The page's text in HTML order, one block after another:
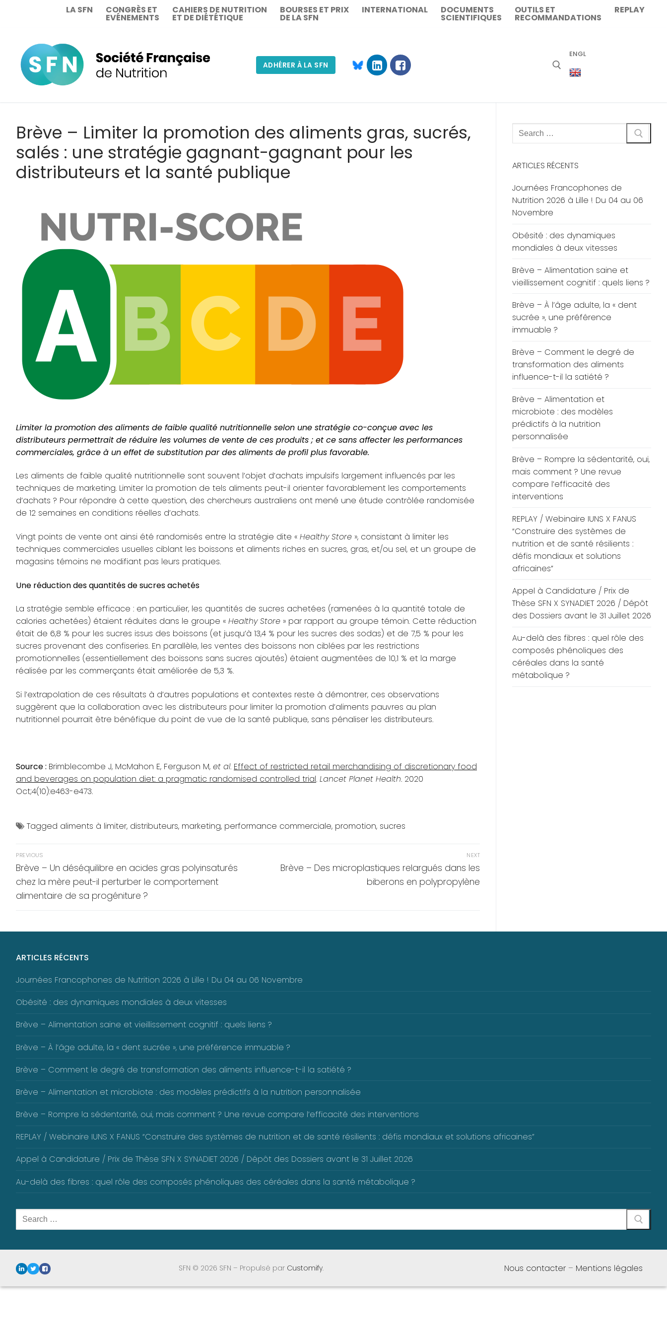
LA SFN CONGRÈS ET
EVÉNEMENTS
CAHIERS DE NUTRITION
ET DE DIÉTÉTIQUE
BOURSES ET PRIX
DE LA SFN
INTERNATIONAL DOCUMENTS
SCIENTIFIQUES
OUTILS ET
RECOMMANDATIONS
REPLAY
ADHÉRER À LA SFN
ENGL
Brève – Limiter la promotion des aliments gras, sucrés,
salés : une stratégie gagnant-gagnant pour les
distributeurs et la santé publique
Limiter la promotion des aliments de faible qualité nutritionnelle selon une stratégie co-conçue avec les
distributeurs permettrait de réduire les volumes de vente de ces produits ; et ce sans affecter les performances
commerciales, grâce à un effet de substitution par des aliments de profil plus favorable.
Les aliments de faible qualité nutritionnelle sont souvent l’objet d’achats impulsifs largement influencés par les
techniques de marketing. Limiter la promotion de tels aliments peut-il orienter favorablement les comportements
d’achats ? Pour répondre à cette question, des chercheurs australiens ont mené une étude contrôlée randomisée
de 12 semaines en conditions réelles d’achats.
Vingt points de vente ont ainsi été randomisés entre la stratégie dite « Healthy Store », consistant à limiter les
techniques commerciales usuelles ciblant les boissons et aliments riches en sucres, gras, et/ou sel, et un groupe de
magasins témoins ne modifiant pas leurs pratiques.
Une réduction des quantités de sucres achetés
La stratégie semble efficace : en particulier, les quantités de sucres achetées (ramenées à la quantité totale de
calories achetées) étaient réduites dans le groupe « Healthy Store » par rapport au groupe témoin. Cette réduction
était de 6,8 % pour les sucres issus des boissons (et jusqu’à 13,4 % pour les sucres des sodas) et de 7,5 % pour les
sucres provenant des confiseries. En parallèle, les ventes des boissons non ciblées par les restrictions
promotionnelles (essentiellement des boissons sans sucres ajoutés) étaient augmentées de 10,1 % et la marge
réalisée par les commerçants était améliorée de 5,3 %.
Si l’extrapolation de ces résultats à d’autres populations et contextes reste à démontrer, ces observations
suggèrent que la collaboration avec les distributeurs pour limiter la promotion d’aliments pauvres au plan
nutritionnel pourrait être bénéfique du point de vue de la santé publique, sans pénaliser les distributeurs.
Source : Brimblecombe J, McMahon E, Ferguson M, et al. Effect of restricted retail merchandising of discretionary food
and beverages on population diet: a pragmatic randomised controlled trial. Lancet Planet Health. 2020
Oct;4(10):e463-e473.
Tagged aliments à limiter, distributeurs, marketing, performance commerciale, promotion, sucres
Navigation
de
l’article
PREVIOUS
Previous
post:
Brève – Un déséquilibre en acides gras polyinsaturés
chez la mère peut-il perturber le comportement
alimentaire de sa progéniture ?
NEXT
Next
Brève – Des microplastiques relargués dans les
biberons en polypropylène
Rechercher
:
ARTICLES RÉCENTS
Journées Francophones de
Nutrition 2026 à Lille ! Du 04 au 06
Novembre
Obésité : des dynamiques
mondiales à deux vitesses
Brève – Alimentation saine et
vieillissement cognitif : quels liens ?
Brève – À l’âge adulte, la « dent
sucrée », une préférence
immuable ?
Brève – Comment le degré de
transformation des aliments
influence-t-il la satiété ?
Brève – Alimentation et
microbiote : des modèles
prédictifs à la nutrition
personnalisée
Brève – Rompre la sédentarité, oui,
mais comment ? Une revue
compare l’efficacité des
interventions
REPLAY / Webinaire IUNS X FANUS
“Construire des systèmes de
nutrition et de santé résilients :
défis mondiaux et solutions
africaines”
Appel à Candidature / Prix de
Thèse SFN X SYNADIET 2026 / Dépôt
des Dossiers avant le 31 Juillet 2026
Au-delà des fibres : quel rôle des
composés phénoliques des
céréales dans la santé
métabolique ?
ARTICLES RÉCENTS
Journées Francophones de Nutrition 2026 à Lille ! Du 04 au 06 Novembre
Obésité : des dynamiques mondiales à deux vitesses
Brève – Alimentation saine et vieillissement cognitif : quels liens ?
Brève – À l’âge adulte, la « dent sucrée », une préférence immuable ?
Brève – Comment le degré de transformation des aliments influence-t-il la satiété ?
Brève – Alimentation et microbiote : des modèles prédictifs à la nutrition personnalisée
Brève – Rompre la sédentarité, oui, mais comment ? Une revue compare l’efficacité des interventions
REPLAY / Webinaire IUNS X FANUS “Construire des systèmes de nutrition et de santé résilients : défis mondiaux et solutions africaines”
Appel à Candidature / Prix de Thèse SFN X SYNADIET 2026 / Dépôt des Dossiers avant le 31 Juillet 2026
Au-delà des fibres : quel rôle des composés phénoliques des céréales dans la santé métabolique ?
Rechercher
:
SFN © 2026 SFN – Propulsé par Customify. Nous contacter – Mentions légales